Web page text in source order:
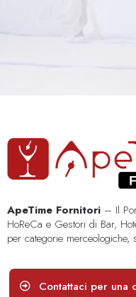
ApeTime Fornitori – Il
HoReCa e Gestori di Bar,
per categorie
Contattaci per una